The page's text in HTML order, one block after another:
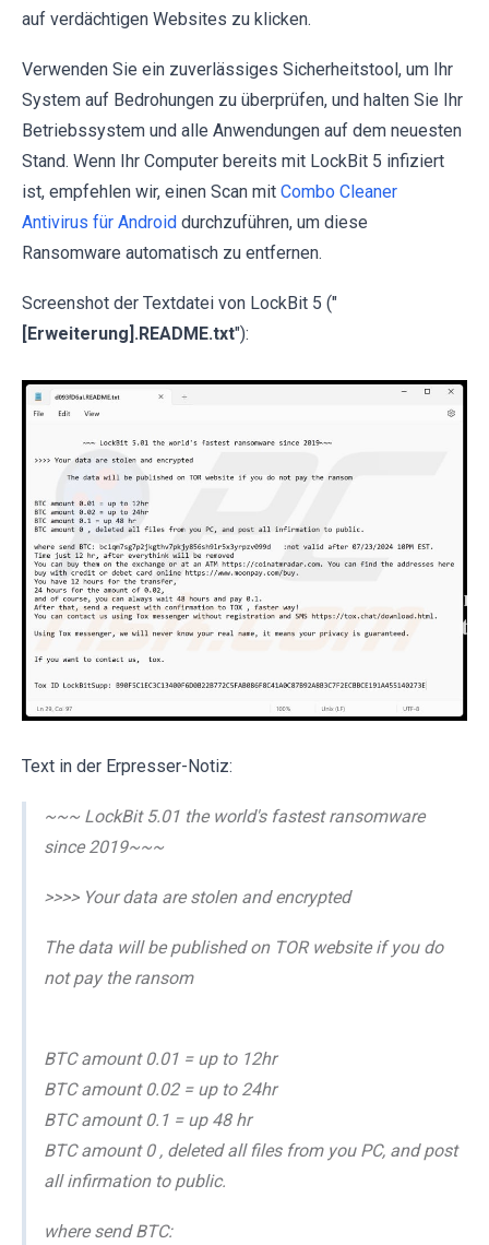
auf verdächtigen Websites zu klicken.
Verwenden Sie ein zuverlässiges Sicherheitstool, um Ihr
System auf Bedrohungen zu überprüfen, und halten Sie Ihr
Betriebssystem und alle Anwendungen auf dem neuesten
Stand. Wenn Ihr Computer bereits mit LockBit 5 infiziert
ist, empfehlen wir, einen Scan mit Combo Cleaner
Antivirus für Android durchzuführen, um diese
Ransomware automatisch zu entfernen.
Screenshot der Textdatei von LockBit 5 ("
[Erweiterung].README.txt"):
Text in der Erpresser-Notiz:
~~~ LockBit 5.01 the world's fastest ransomware
since 2019~~~
>>>> Your data are stolen and encrypted
The data will be published on TOR website if you do
not pay the ransom
BTC amount 0.01 = up to 12hr
BTC amount 0.02 = up to 24hr
BTC amount 0.1 = up 48 hr
BTC amount 0 , deleted all files from you PC, and post
all infirmation to public.
where send BTC: